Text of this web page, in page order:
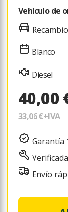
Vehículo de
Blanco
Diesel
40,00
33,06 €+IVA
Garantía
Envío